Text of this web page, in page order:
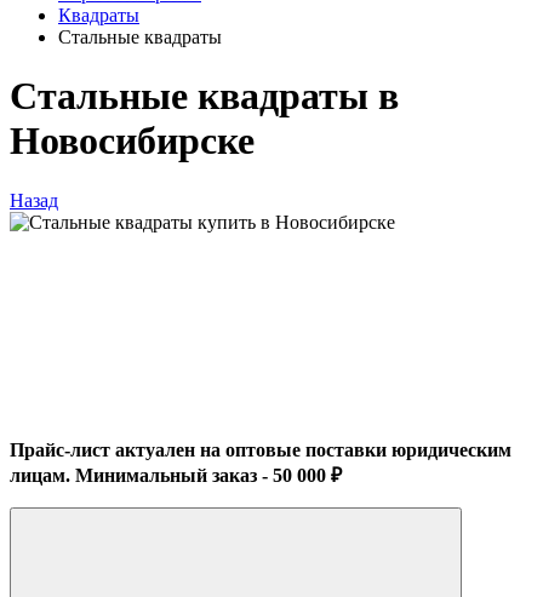
Квадраты
Стальные квадраты
Стальные квадраты в
Новосибирске
Назад
Прайс-лист актуален на оптовые поставки юридическим
лицам. Минимальный заказ - 50 000 ₽